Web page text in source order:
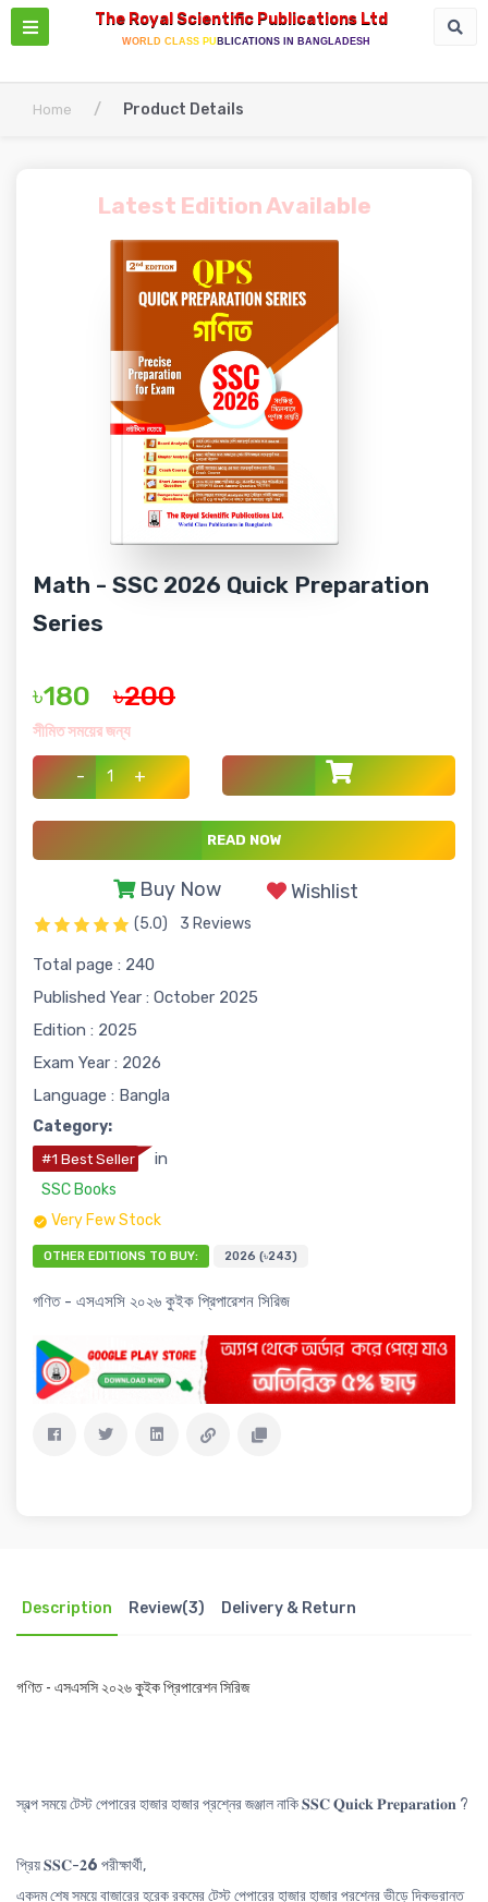
The Royal Scientific Publications Ltd
WORLD CLASS PUBLICATIONS IN BANGLADESH
Home / Product Details
Latest Edition Available
Math - SSC 2026 Quick Preparation
Series
৳180 ৳200
সীমিত সময়ের জন্য
- +
READ NOW
Buy Now Wishlist
(5.0) 3 Reviews
Total page : 240
Published Year : October 2025
Edition : 2025
Exam Year : 2026
Language : Bangla
Category:
#1 Best Seller in
SSC Books
Very Few Stock
OTHER EDITIONS TO BUY: 2026 (৳243)
গণিত - এসএসসি ২০২৬ কুইক প্রিপারেশন সিরিজ
Description Review(3) Delivery & Return
গণিত - এসএসসি ২০২৬ কুইক প্রিপারেশন সিরিজ
স্বল্প সময়ে টেস্ট পেপারের হাজার হাজার প্রশ্নের জঞ্জাল নাকি 𝐒𝐒𝐂 𝐐𝐮𝐢𝐜𝐤 𝐏𝐫𝐞𝐩𝐚𝐫𝐚𝐭𝐢𝐨𝐧 ?
প্রিয় 𝐒𝐒𝐂-𝟐6 পরীক্ষার্থী,
একদম শেষ সময়ে বাজারের হরেক রকমের টেস্ট পেপারের হাজার হাজার প্রশ্নের ভীড়ে দিকভ্রান্ত